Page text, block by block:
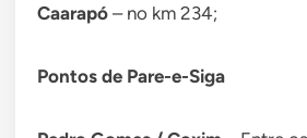
Caarapó – no km 234;
Pontos de Pare-e-Siga